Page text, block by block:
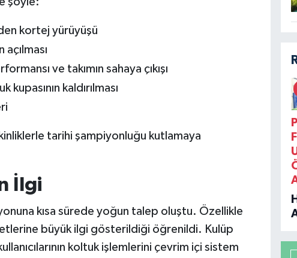
kortej yürüyüşü
açılması
ve takımın sahaya çıkışı
kaldırılması
tarihi şampiyonluğu kutlamaya
İlgi
kısa sürede yoğun talep oluştu. Özellikle
büyük ilgi gösterildiği öğrenildi. Kulüp
koltuk işlemlerini çevrim içi sistem